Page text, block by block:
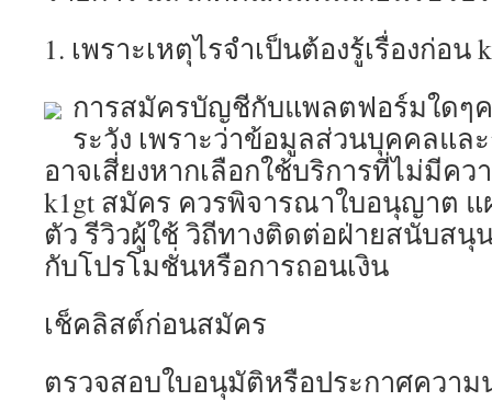
1. เพราะเหตุไรจำเป็นต้องรู้เรื่องก่อน
การสมัครบัญชีกับแพลตฟอร์มใดๆ
ระวัง เพราะว่าข้อมูลส่วนบุคคลแล
อาจเสี่ยงหากเลือกใช้บริการที่ไม่มีค
k1gt สมัคร ควรพิจารณาใบอนุญาต แ
ตัว รีวิวผู้ใช้ วิถีทางติดต่อฝ่ายสนับสนุ
กับโปรโมชั่นหรือการถอนเงิน
เช็คลิสต์ก่อนสมัคร
ตรวจสอบใบอนุมัติหรือประกาศความ